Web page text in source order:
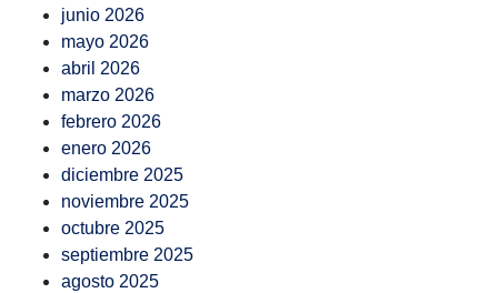
junio 2026
mayo 2026
abril 2026
marzo 2026
febrero 2026
enero 2026
diciembre 2025
noviembre 2025
octubre 2025
septiembre 2025
agosto 2025